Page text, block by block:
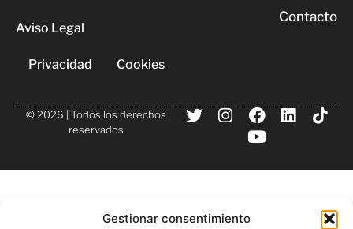
Gestionar consentimiento
Aviso Legal
Privacidad Cookies
Contacto
© 2026 | Todos los derechos
reservados